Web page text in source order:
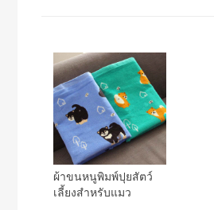
ผ้าขนหนูพิมพ์ปุยสัตว์
เลี้ยงสำหรับแมว